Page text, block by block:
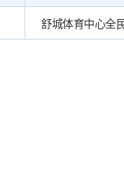
舒城体育中心全